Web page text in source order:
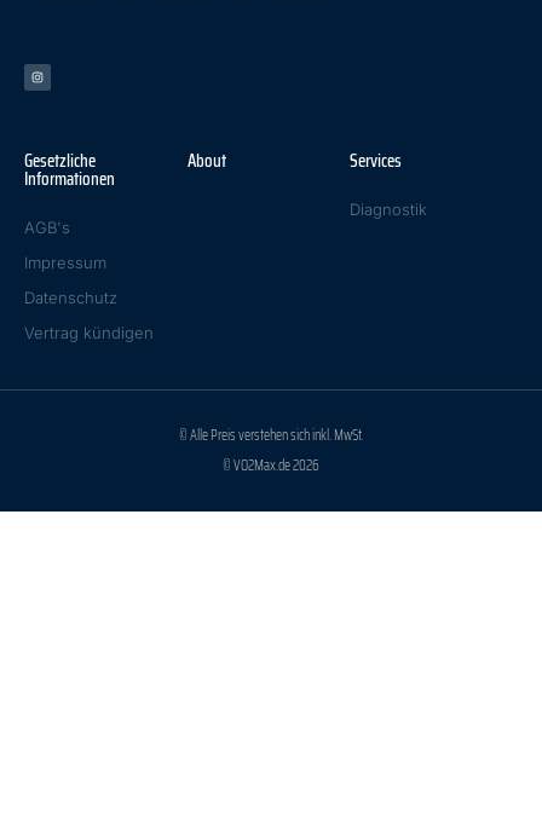
Gesetzliche
Informationen
AGB's
Impressum
Datenschutz
Vertrag kündigen
About Services
Diagnostik
© Alle Preis verstehen sich inkl. MwSt.
© VO2Max.de 2026